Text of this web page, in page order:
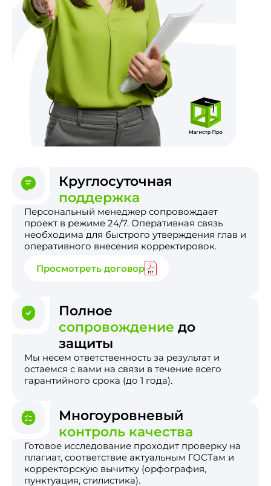
Круглосуточная
поддержка
Персональный менеджер сопровождает
проект в режиме 24/7. Оперативная связь
необходима для быстрого утверждения глав и
оперативного внесения корректировок.
Просмотреть договор
Полное
сопровождение до
защиты
Мы несем ответственность за результат и
остаемся с вами на связи в течение всего
гарантийного срока (до 1 года).
Многоуровневый
контроль качества
Готовое исследование проходит проверку на
плагиат, соответствие актуальным ГОСТам и
корректорскую вычитку (орфография,
пунктуация, стилистика).